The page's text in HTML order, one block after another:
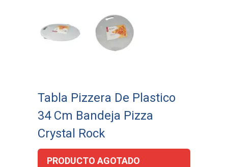
Tabla Pizzera De Plastico
34 Cm Bandeja Pizza
Crystal Rock
PRODUCTO AGOTADO